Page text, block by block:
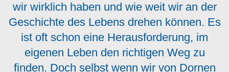
wir wirklich haben und wie weit wir an der
Geschichte des Lebens drehen können. Es
ist oft schon eine Herausforderung, im
eigenen Leben den richtigen Weg zu
finden. Doch selbst wenn wir von Dornen